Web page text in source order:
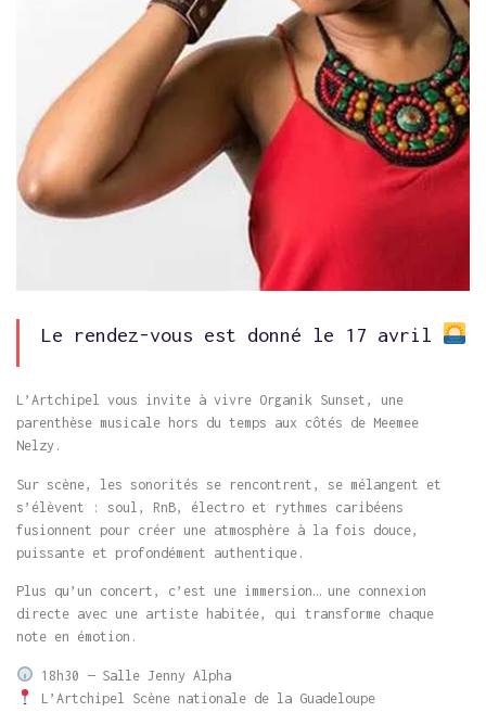
Le rendez-vous est donné le 17 avril
L’Artchipel vous invite à vivre Organik Sunset, une
parenthèse musicale hors du temps aux côtés de Meemee
Nelzy.
Sur scène, les sonorités se rencontrent, se mélangent et
s’élèvent : soul, RnB, électro et rythmes caribéens
fusionnent pour créer une atmosphère à la fois douce,
puissante et profondément authentique.
Plus qu’un concert, c’est une immersion… une connexion
directe avec une artiste habitée, qui transforme chaque
note en émotion.
18h30 — Salle Jenny Alpha
L’Artchipel Scène nationale de la Guadeloupe
Comment puis-je vous aider aujourd'hui ?